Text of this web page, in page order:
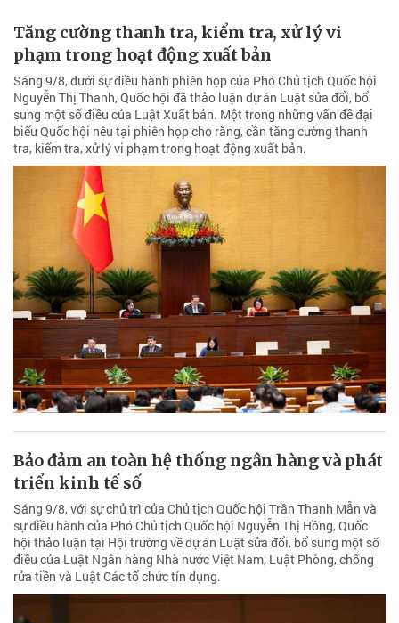
Tăng cường thanh tra, kiểm tra, xử lý vi
phạm trong hoạt động xuất bản
Sáng 9/8, dưới sự điều hành phiên họp của Phó Chủ tịch Quốc hội
Nguyễn Thị Thanh, Quốc hội đã thảo luận dự án Luật sửa đổi, bổ
sung một số điều của Luật Xuất bản. Một trong những vấn đề đại
biểu Quốc hội nêu tại phiên họp cho rằng, cần tăng cường thanh
tra, kiểm tra, xử lý vi phạm trong hoạt động xuất bản.
Bảo đảm an toàn hệ thống ngân hàng và phát
triển kinh tế số
Sáng 9/8, với sự chủ trì của Chủ tịch Quốc hội Trần Thanh Mẫn và
sự điều hành của Phó Chủ tịch Quốc hội Nguyễn Thị Hồng, Quốc
hội thảo luận tại Hội trường về dự án Luật sửa đổi, bổ sung một số
điều của Luật Ngân hàng Nhà nước Việt Nam, Luật Phòng, chống
rửa tiền và Luật Các tổ chức tín dụng.